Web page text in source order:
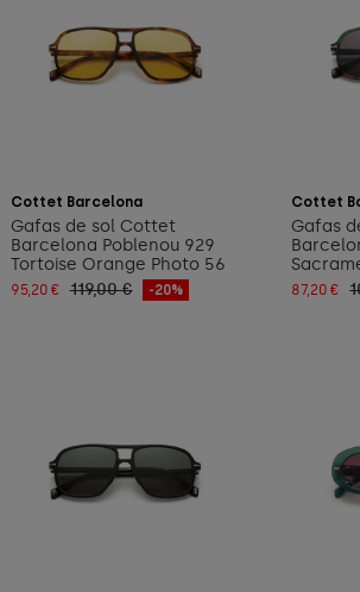
Cottet Barcelona
Gafas de sol Cottet
Barcelona Poblenou 929
Tortoise Orange Photo 56
95,20 € 119,00 € -20%
Cottet
Gafas
87,20 €